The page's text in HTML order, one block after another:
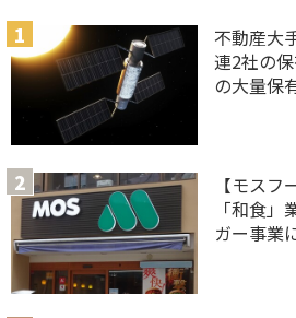
不動産大
連2社の
の大量保
【モス
「和食
ガー事業